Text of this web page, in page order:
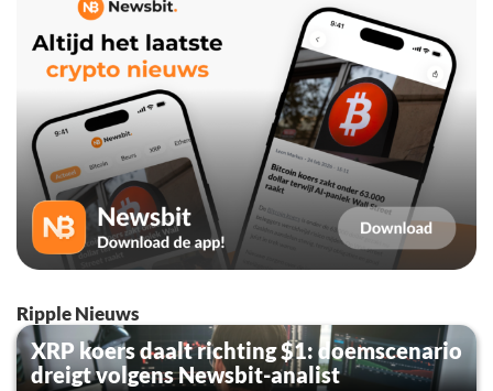
Ripple Nieuws
XRP koers daalt richting $1: doemscenario
dreigt volgens Newsbit-analist